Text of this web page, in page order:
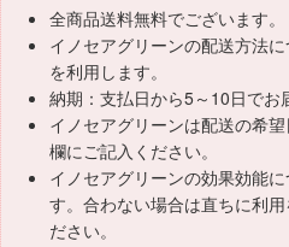
全商品送料無料でございます。
イノセアグリーンの配送方法
を利用します。
納期：支払日から5～10日でお
イノセアグリーンは配送の希
欄にご記入ください。
イノセアグリーンの効果効能
す。合わない場合は直ちに利
ださい。